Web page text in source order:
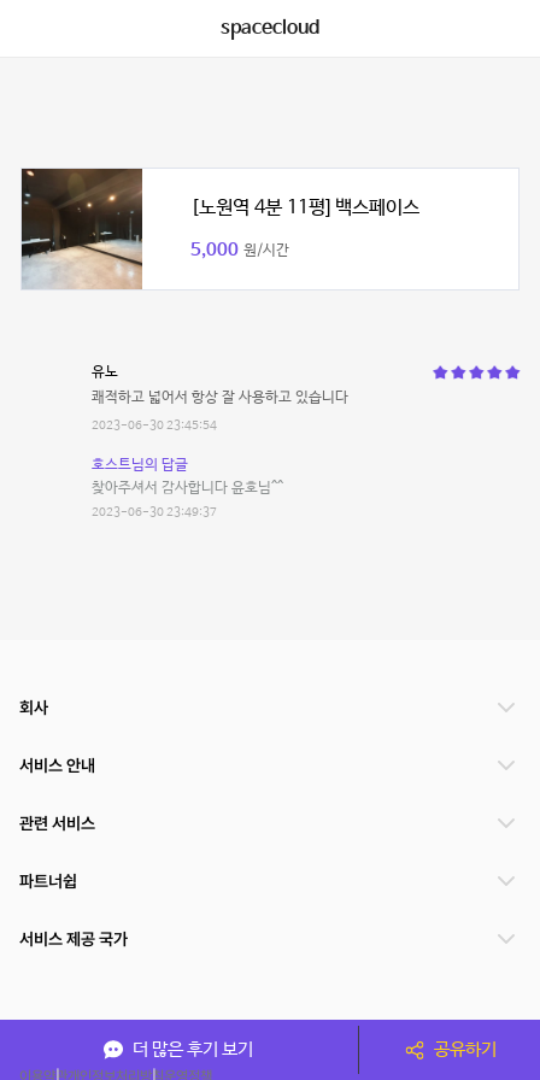
spacecloud
[노원역 4분 11평] 백스페이스
5,000 원/시간
유노
쾌적하고 넓어서 항상 잘 사용하고 있습니다
2023-06-30 23:45:54
호스트님의 답글
찾아주셔서 감사합니다 윤호님^^
2023-06-30 23:49:37
더 많은 후기 보기 공유하기
회사
서비스 안내
관련 서비스
파트너쉽
서비스 제공 국가
이용약관개인정보처리방침운영정책